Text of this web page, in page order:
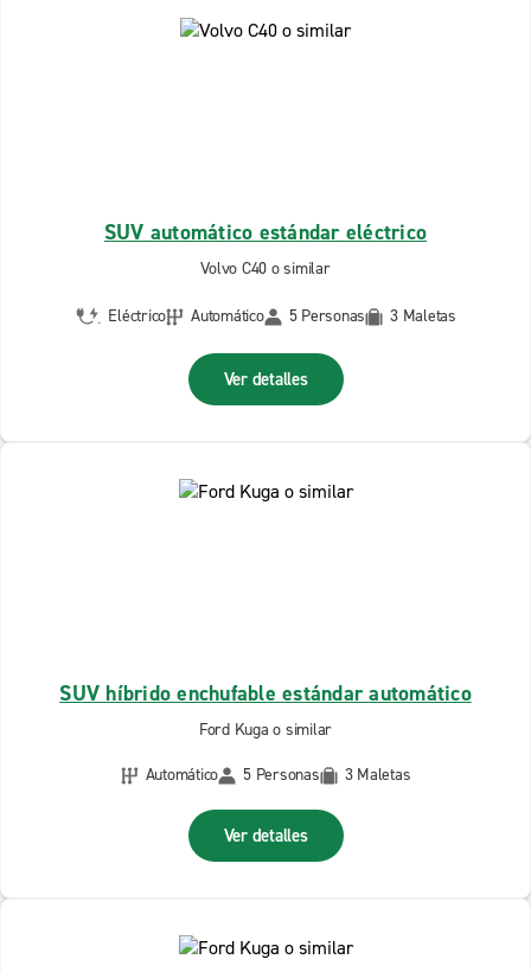
SUV automático estándar eléctrico
Volvo C40 o similar
Eléctrico Automático 5 Personas 3 Maletas
Ver detalles
SUV híbrido enchufable estándar automático
Ford Kuga o similar
Automático
5 Personas 3 Maletas
Ver detalles